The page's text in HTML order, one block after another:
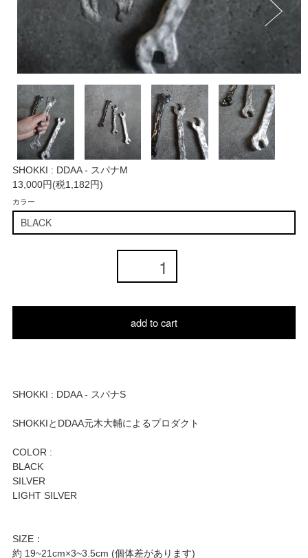
SHOKKI : DDAA - スパナM
13,000円(税1,182円)
カラー
add to cart
SHOKKI : DDAA - スパナS
SHOKKIとDDAA元木大輔によるプロダクト
COLOR :
BLACK
SILVER
LIGHT SILVER
SIZE：
約 19~21cm×3~3.5cm (個体差があります)